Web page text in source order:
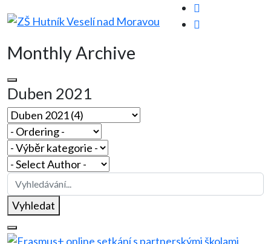
Monthly Archive
Duben 2021
Vyhledat